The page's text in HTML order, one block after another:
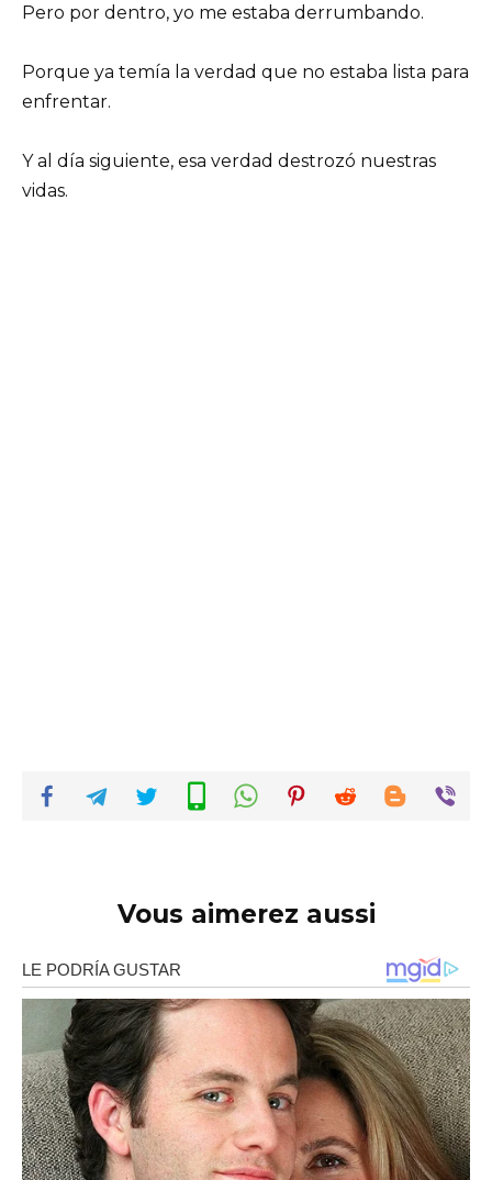
Pero por dentro, yo me estaba derrumbando.
Porque ya temía la verdad que no estaba lista para
enfrentar.
Y al día siguiente, esa verdad destrozó nuestras
vidas.
Vous aimerez aussi